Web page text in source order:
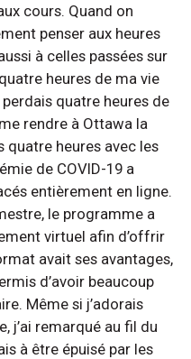
cours. Quand on
penser aux heures
à celles passées sur
heures de ma vie
quatre heures de
rendre à Ottawa la
quatre heures avec les
de COVID-19 a
entièrement en ligne.
le programme a
virtuel afin d’offrir
avait ses avantages,
d’avoir beaucoup
Même si j’adorais
j’ai remarqué au fil du
à être épuisé par les